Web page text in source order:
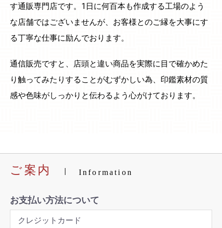
す通販専門店です。1日に何百本も作成する工場のよう
な店舗ではございませんが、お客様とのご縁を大事にす
る丁寧な仕事に励んでおります。
通信販売ですと、店頭と違い商品を実際に目で確かめた
り触ってみたりすることがむずかしい為、印鑑素材の質
感や色味がしっかりと伝わるよう心がけております。
ご案内 Information
お支払い方法について
クレジットカード